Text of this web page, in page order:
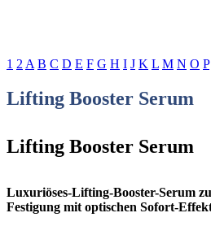
1 2 A B C D E F G H I J K L M N O P
Lifting Booster Serum
Lifting Booster Serum
Luxuriöses-Lifting-Booster-Serum
Festigung mit optischen Sofort-